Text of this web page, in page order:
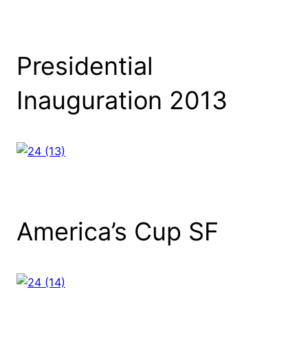
Presidential
Inauguration 2013
America’s Cup SF